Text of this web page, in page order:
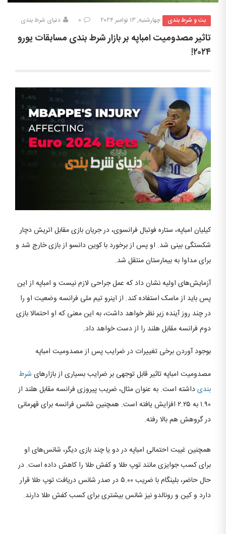
بت و شرط بندی چهارشنبه, ۱۳ نوامبر ۲۰۲۴ ۰ دنیای شرط بندی
تاثیر مصدومیت امباپه بر بازار شرط بندی مسابقات یورو
۲۰۲۴!
کیلیان امباپه، ستاره فوتبال فرانسوی، در جریان بازی مقابل اتریش دچار
شکستگی بینی شد. او پس از برخورد با کوین دانسو از بازی خارج شد و
برای مداوا به بیمارستان منتقل شد.
آزمایش‌های اولیه نشان داد که عمل جراحی لازم نیست و امباپه از این
پس باید از ماسک استفاده کند. از اینرو تیم ملی فرانسه وضعیت او را
در چند روز آینده زیر نظر خواهد داشت، به این معنی که او احتمالا بازی
دوم فرانسه مقابل هلند را از دست خواهد داد.
بوجود آوردن برخی تغییرات در ضرایب پس از مصدومیت امباپه
مصدومیت امباپه تاثیر قابل توجهی بر ضرایب بسیاری از بازارهای شرط
بندیداشته است. به عنوان مثال، ضریب پیروزی فرانسه مقابل هلند از
۱.۹۰ به ۲.۲۵ افزایش یافته است. همچنین شانس فرانسه برای قهرمانی
در گروهش هم بالا رفته.
همچنین غیبت احتمالی امباپه در دو یا چند بازی دیگر، شانس‌های او
برای کسب جوایزی مانند توپ طلا و کفش طلا را کاهش داده است. در
حال حاضر، بلینگام با ضریب ۵.۰۰ در صدر شانس دریافت توپ طلا قرار
دارد و کین و رونالدو نیز شانس بیشتری برای کسب کفش طلا دارند.